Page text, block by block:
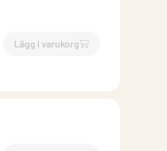
Lägg i varukorg
`$Lägg till